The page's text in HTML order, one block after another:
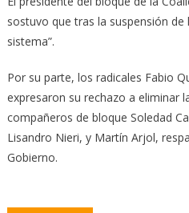
sostuvo que tras la suspensión de
sistema”.
Por su parte, los radicales Fabio
expresaron su rechazo a eliminar
compañeros de bloque Soledad
Lisandro Nieri, y Martín Arjol,
Gobierno.